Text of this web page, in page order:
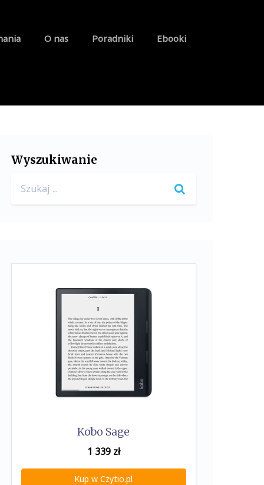
O nas Poradniki Ebooki
Wyszukiwanie
for:
Kobo Sage
1 339zł
Kup w Czytio.pl